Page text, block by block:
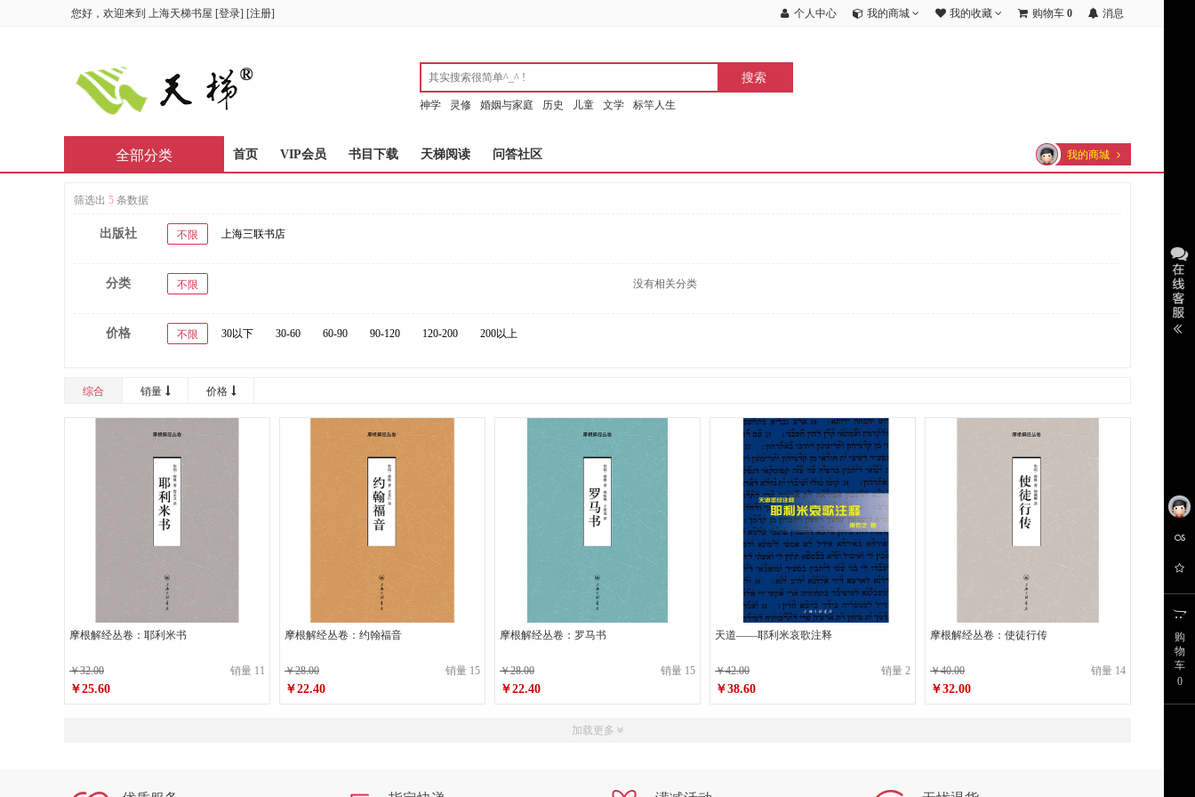
您好，欢迎来到 上海天梯书屋 [登录] [注册] 个人中心 我的商城 我的收藏 购物车 0 消息
神学 灵修 婚姻与家庭 历史 儿童 文学 标竿人生
首页 VIP会员 书目下载 天梯阅读 问答社区 我的商城
全部分类
筛选出 5 条数据
出版社 不限 上海三联书店
分类 不限 没有相关分类
价格 不限 30以下 30-60 60-90 90-120 120-200 200以上
综合 销量 价格
摩根解经丛卷：耶利米书
￥32.00 销量 11
￥25.60
摩根解经丛卷：约翰福音
￥28.00 销量 15
￥22.40
摩根解经丛卷：罗马书
￥28.00 销量 15
￥22.40
￥22.40
天道——耶利米哀歌注释
￥42.00 销量 2
￥38.60
摩根解经丛卷：使徒行传
￥40.00 销量 14
￥32.00
加载更多
购
物
车
0